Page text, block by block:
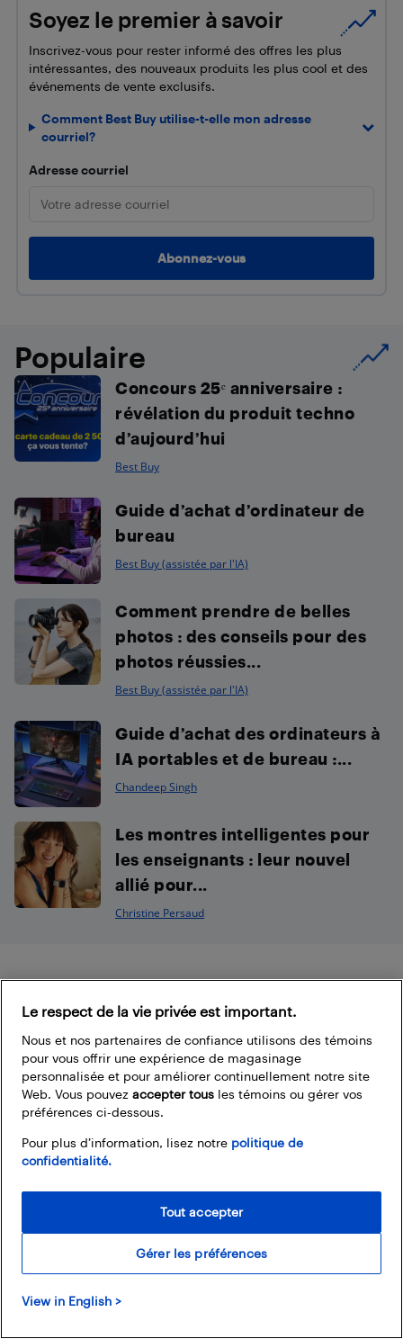
Soyez le premier à savoir
Inscrivez-vous pour rester informé des offres les plus
intéressantes, des nouveaux produits les plus cool et des
événements de vente exclusifs.
Comment Best Buy utilise-t-elle mon adresse
courriel?
Adresse courriel
Populaire
Concours 25ᵉ anniversaire :
révélation du produit techno
d’aujourd’hui
Best Buy
Guide d’achat d’ordinateur de
bureau
Best Buy (assistée par l'IA)
Comment prendre de belles
photos : des conseils pour des
photos réussies...
Best Buy (assistée par l'IA)
Guide d’achat des ordinateurs à
IA portables et de bureau :...
Chandeep Singh
Les montres intelligentes pour
les enseignants : leur nouvel
allié pour...
Christine Persaud
Footer
À propos du blogue de Best Buy
Branchez-vous à la communauté Best Buy. Vous pouvez y
trouver de super articles, participer à des concours et
Partagez vos trucs et conseils sur la technologie, et consultez
disponibles chez Best Buy.
Le respect de la vie privée est important.
Nous et nos partenaires de confiance utilisons des témoins
pour vous offrir une expérience de magasinage
personnalisée et pour améliorer continuellement notre site
Web. Vous pouvez accepter tous les témoins ou gérer vos
préférences ci-dessous.
Pour plus d’information, lisez notre
View in English >
politique de
confidentialité.
Gérer les préférences
Tout accepter